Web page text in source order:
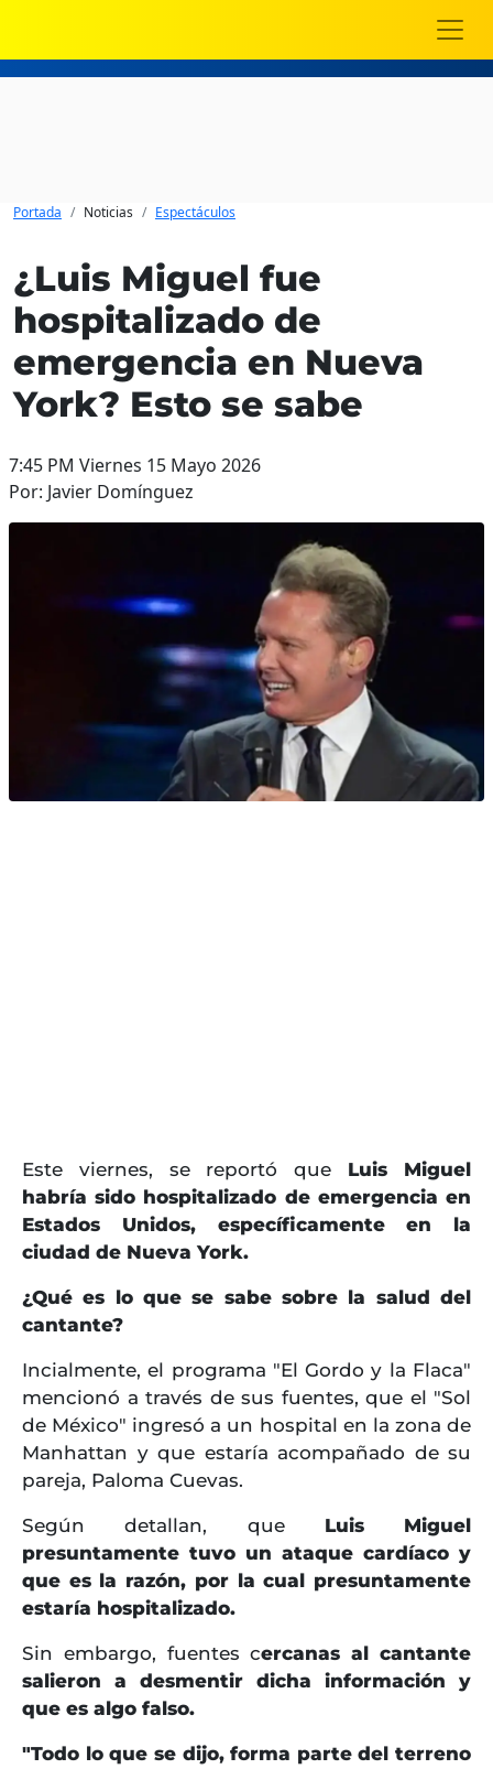
Portada Noticias Espectáculos
¿Luis Miguel fue
hospitalizado de
emergencia en Nueva
York? Esto se sabe
7:45 PM Viernes 15 Mayo 2026
Por: Javier Domínguez
Este viernes, se reportó que Luis Miguel
habría sido hospitalizado de emergencia en
Estados Unidos, específicamente en la
ciudad de Nueva York.
¿Qué es lo que se sabe sobre la salud del
cantante?
Incialmente, el programa "El Gordo y la Flaca"
mencionó a través de sus fuentes, que el "Sol
de México" ingresó a un hospital en la zona de
Manhattan y que estaría acompañado de su
pareja, Paloma Cuevas.
Según detallan, que Luis Miguel
presuntamente tuvo un ataque cardíaco y
que es la razón, por la cual presuntamente
estaría hospitalizado.
Sin embargo, fuentes cercanas al cantante
salieron a desmentir dicha información y
que es algo falso.
"Todo lo que se dijo, forma parte del terreno